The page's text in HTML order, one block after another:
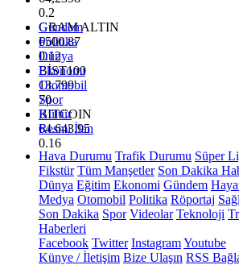
0.2
GRAM ALTIN
6500.87
0.12
BİST100
13.799
70
BITCOIN
64.643,95
0.16
Gündem
Politika
Dünya
Ekonomi
Otomobil
Spor
Kültür
Resmi İlan
Hava Durumu Trafik Durumu Süper
Fikstür Tüm Manşetler Son Dakika
Dünya Eğitim Ekonomi Gündem
Medya Otomobil Politika Röportaj
Son Dakika Spor Videolar Teknoloji
Haberleri
Facebook Twitter InstagramYoutube
Künye / İletişim Bize Ulaşın RSS